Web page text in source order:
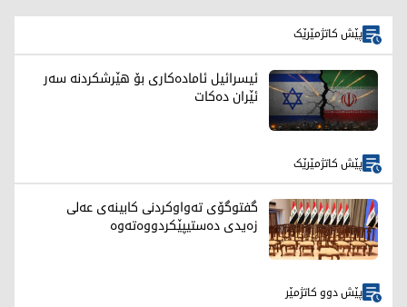
پێش کاتژمێرێک
ئیسرائیل ئامادەکاری بۆ هێرشکردنە سەر
ئێران دەکات
پێش کاتژمێرێک
گفتوگۆی تەواوكردنی كابینەی عەلی
زەیدی دەستیپێكردووەتەوە
پێش دوو کاتژمێر